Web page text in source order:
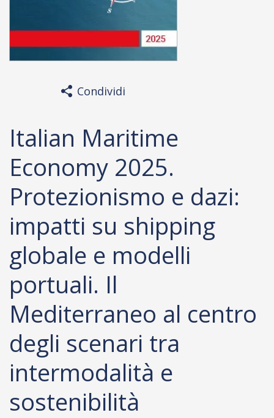
Condividi
Italian Maritime
Economy 2025.
Protezionismo e dazi:
impatti su shipping
globale e modelli
portuali. Il
Mediterraneo al centro
degli scenari tra
intermodalità e
sostenibilità